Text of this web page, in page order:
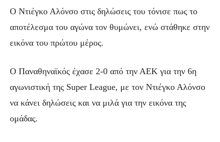
Ο Ντιέγκο Αλόνσο στις δηλώσεις του τόνισε πως το
αποτέλεσμα του αγώνα τον θυμώνει, ενώ στάθηκε στην
εικόνα του πρώτου μέρος.
Ο Παναθηναϊκός έχασε 2-0 από την ΑΕΚ για την 6η
αγωνιστική της Super League, με τον Ντιέγκο Αλόνσο
να κάνει δηλώσεις και να μιλά για την εικόνα της
ομάδας.